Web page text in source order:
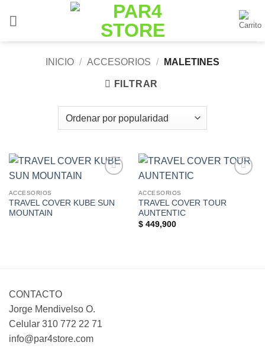
INICIO / ACCESORIOS / MALETINES
FILTRAR
ACCESORIOS
TRAVEL COVER KUBE SUN
MOUNTAIN
ACCESORIOS
TRAVEL COVER TOUR
AUNTENTIC
$449,900
CONTACTO
Jorge Mendivelso O.
Celular 310 772 22 71
info@par4store.com